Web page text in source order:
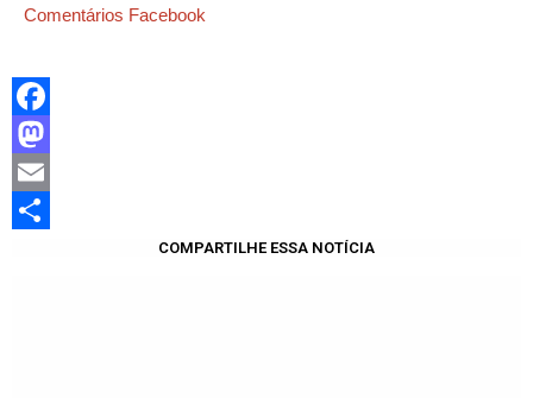
Comentários Facebook
Facebook
Mastodon
Email
COMPARTILHE ESSA NOTÍCIA